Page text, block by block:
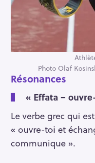
Photo Olaf
Résonances
« Effata –
Le verbe grec qui
« ouvre-toi et
communique ».